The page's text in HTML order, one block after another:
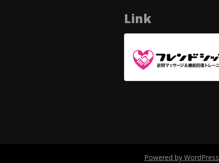
Link
Powered by WordPress